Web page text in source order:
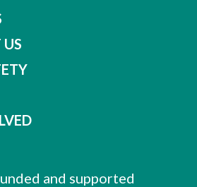
and supported